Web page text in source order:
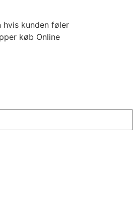
hvis kunden føler
køb Online